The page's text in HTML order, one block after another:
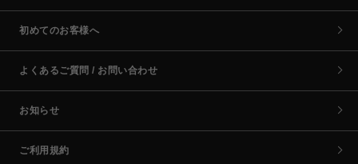
初めてのお客様へ
よくあるご質問 / お問い合わせ
お知らせ
ご利用規約